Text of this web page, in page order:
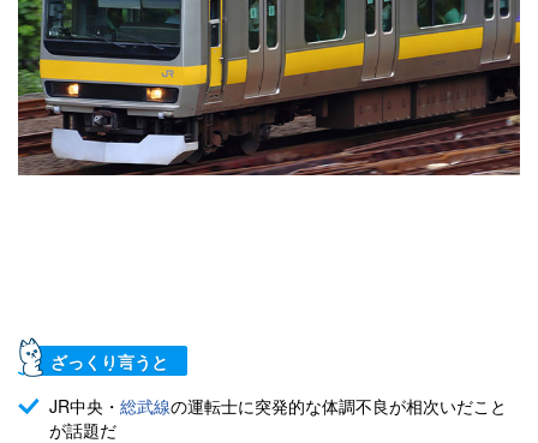
ざっくり言うと
JR中央・ 総武線の運転士に突発的な体調不良が相次いだこと
が話題だ